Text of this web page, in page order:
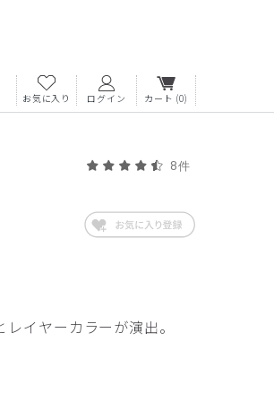
お気に入り ログイン カート (0)
8件
イヤーカラーが演出。